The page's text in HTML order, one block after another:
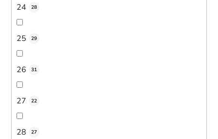
24 28
25 29
26 31
27 22
28 27